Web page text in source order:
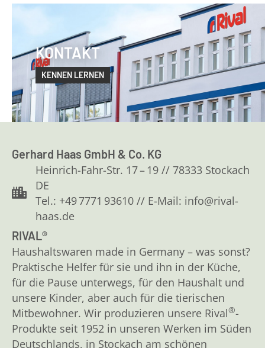
KONTAKT
KENNEN LERNEN
Gerhard Haas GmbH & Co. KG
Heinrich-Fahr-Str. 17 – 19 // 78333 Stockach
DE
Tel.: +49 7771 93610 // E-Mail: info@rival-
haas.de
RIVAL®
Haushaltswaren made in Germany – was sonst?
Praktische Helfer für sie und ihn in der Küche,
für die Pause unterwegs, für den Haushalt und
unsere Kinder, aber auch für die tierischen
Mitbewohner. Wir produzieren unsere Rival®-
Produkte seit 1952 in unseren Werken im Süden
Deutschlands, in Stockach am schönen